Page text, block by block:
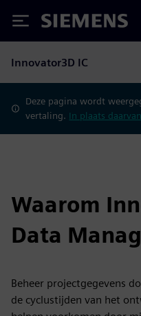
Siemens
Innovator3D IC
Deze pagina wordt
vertaling. In plaats
Waarom
Data
Beheer projectgegevens
de cyclustijden van het